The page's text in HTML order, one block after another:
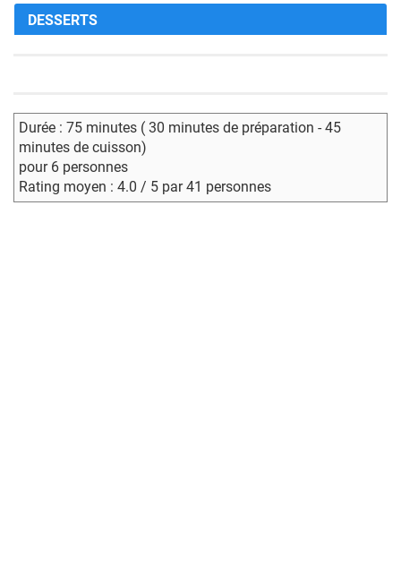
DESSERTS
Durée : 75 minutes ( 30 minutes de préparation - 45
minutes de cuisson)
pour 6 personnes
Rating moyen : 4.0 / 5 par 41 personnes